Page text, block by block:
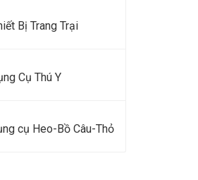
Bị Trang Trại
Cụ Thú Y
cụ Heo-Bồ Câu-Thỏ